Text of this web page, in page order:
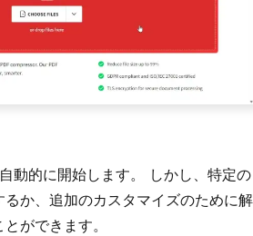
動的に開始します。 しかし、特定の
か、追加のカスタマイズのために解
ができます。